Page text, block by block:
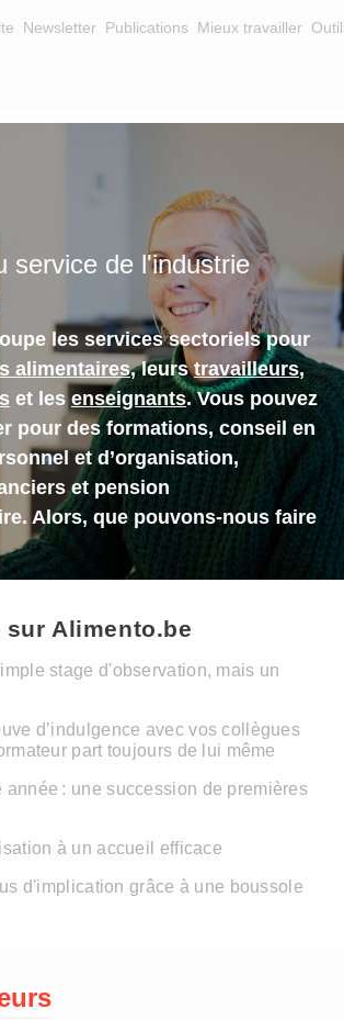
Newsletter Publications Mieux travailler
service de l'industrie
les services sectoriels pour
alimentaires, leurstravailleurs,
et les enseignants. Vous pouvez
pour des formations, conseil en
et d’organisation,
et pension
Alors, que pouvons-nous faire
sur Alimento.be
stage d'observation, mais un
d’indulgence avec vos collègues
part toujours de lui même
année : une succession de premières
à un accueil efficace
d'implication grâce à une boussole